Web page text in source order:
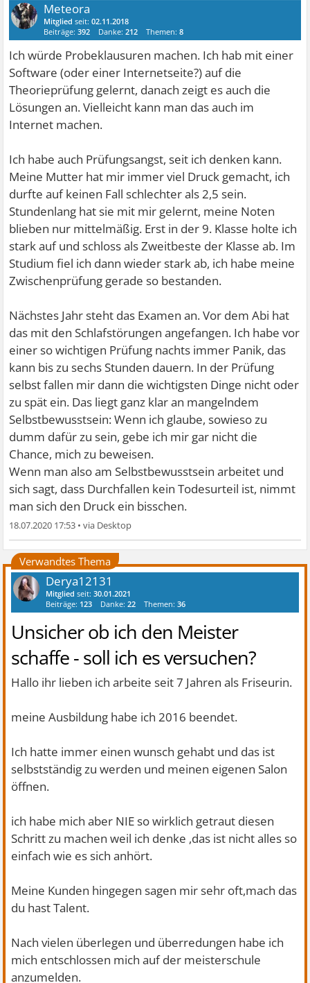
Meteora
Mitglied seit:02.11.2018
Beiträge:392 Danke:212 Themen:8
Ich würde Probeklausuren machen. Ich hab mit einer
Software (oder einer Internetseite?) auf die
Theorieprüfung gelernt, danach zeigt es auch die
Lösungen an. Vielleicht kann man das auch im
Internet machen.
Ich habe auch Prüfungsangst, seit ich denken kann.
Meine Mutter hat mir immer viel Druck gemacht, ich
durfte auf keinen Fall schlechter als 2,5 sein.
Stundenlang hat sie mit mir gelernt, meine Noten
blieben nur mittelmäßig. Erst in der 9. Klasse holte ich
stark auf und schloss als Zweitbeste der Klasse ab. Im
Studium fiel ich dann wieder stark ab, ich habe meine
Zwischenprüfung gerade so bestanden.
Nächstes Jahr steht das Examen an. Vor dem Abi hat
das mit den Schlafstörungen angefangen. Ich habe vor
einer so wichtigen Prüfung nachts immer Panik, das
kann bis zu sechs Stunden dauern. In der Prüfung
selbst fallen mir dann die wichtigsten Dinge nicht oder
zu spät ein. Das liegt ganz klar an mangelndem
Selbstbewusstsein: Wenn ich glaube, sowieso zu
dumm dafür zu sein, gebe ich mir gar nicht die
Chance, mich zu beweisen.
Wenn man also am Selbstbewusstsein arbeitet und
sich sagt, dass Durchfallen kein Todesurteil ist, nimmt
man sich den Druck ein bisschen.
18.07.2020 17:53 •
Verwandtes Thema
Derya12131
Mitglied seit:30.01.2021
Beiträge: 123 Danke:22 Themen:36
Unsicher ob ich den Meister
schaffe - soll ich es versuchen?
Hallo ihr lieben ich arbeite seit 7 Jahren als Friseurin.
meine Ausbildung habe ich 2016 beendet.
Ich hatte immer einen wunsch gehabt und das ist
selbstständig zu werden und meinen eigenen Salon
öffnen.
ich habe mich aber NIE so wirklich getraut diesen
Schritt zu machen weil ich denke ,das ist nicht alles so
einfach wie es sich anhört.
Meine Kunden hingegen sagen mir sehr oft,mach das
du hast Talent.
Nach vielen überlegen und überredungen habe ich
mich entschlossen mich auf der meisterschule
anzumelden.